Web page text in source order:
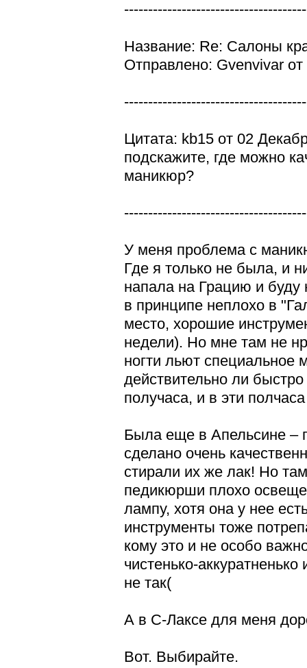
Название: Re: Салоны
Отправлено: Gvenvivar
Цитата: kb15 от 02
подскажите, где можно
маникюр?
У меня проблема с
Где я только не была, и
напала на Грацию и буду
в принципе неплохо в
место, хорошие
недели). Но мне там не
ногти льют специальное
действительно ли
получаса, и в эти
Была еще в Апельсине –
сделано очень
стирали их же лак! Но
педикюрши плохо
лампу, хотя она у нее
инструменты тоже
кому это и не особо
чистенько-
не так(
А в С-Лаксе для меня
Вот. Выбирайте.